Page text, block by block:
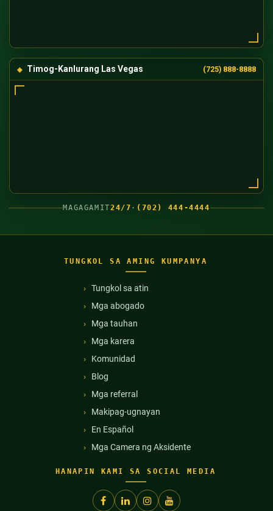
Timog-Kanlurang Las Vegas (725) 888-8888
MAGAGAMIT24/7 · (702) 444-4444
TUNGKOL SA AMING KUMPANYA
Tungkol sa atin
Mga abogado
Mga tauhan
Mga karera
Komunidad
Blog
Mga referral
Makipag-ugnayan
En Español
Mga Camera ng Aksidente
HANAPIN KAMI SA SOCIAL MEDIA